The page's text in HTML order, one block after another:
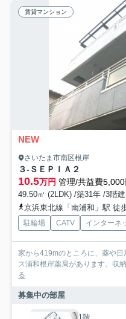
賃貸マンション
NEW
さいたま市南区根岸
３-ＳＥＰＩＡ２
10.5万円 管理/共益費5,000
49.50㎡ (2LDK) /築31年 /3階建
京浜東北線「南浦和」駅 徒
駐輪場 CATV インターネ
家から419mのところに、薬や
ス浦和根岸薬局があります。収
る
募集中の部屋
1階